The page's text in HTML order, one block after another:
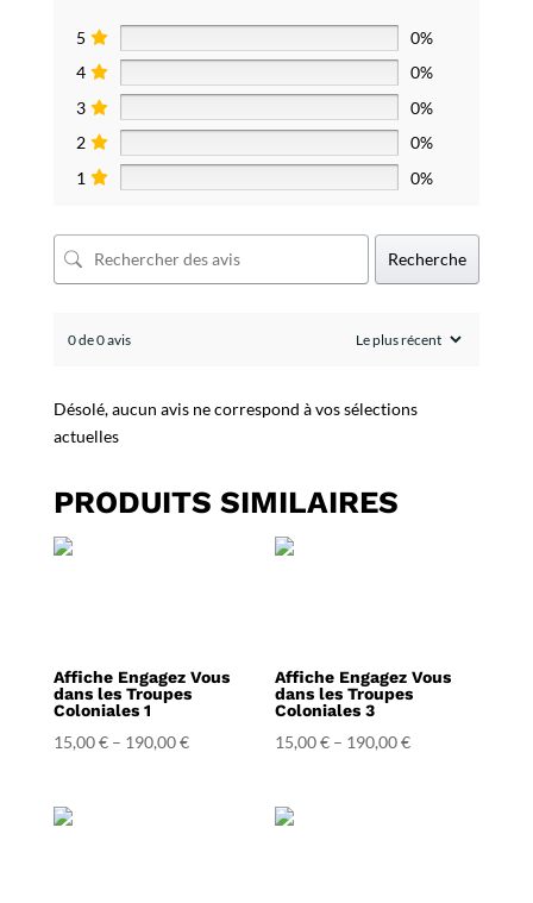
5
0%
4
0%
3
0%
2
0%
1
0%
Recherche
0 de 0 avis
Désolé, aucun avis ne correspond à vos sélections
actuelles
PRODUITS SIMILAIRES
Affiche Engagez Vous
dans les Troupes
Coloniales 1
15,00€– 190,00€
Affiche Engagez Vous
dans les Troupes
Coloniales 3
15,00€ – 190,00€